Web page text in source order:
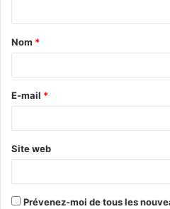
Nom *
E-mail *
Site web
Prévenez-moi de tous les